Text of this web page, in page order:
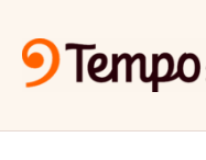
contenu
des
articles